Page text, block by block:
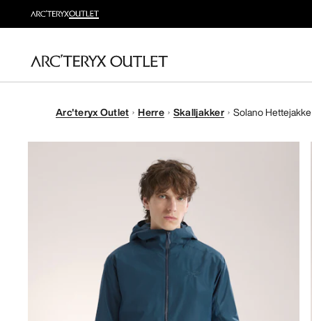
Arc'teryx Outlet Herre Skalljakker Solano Hettejakke